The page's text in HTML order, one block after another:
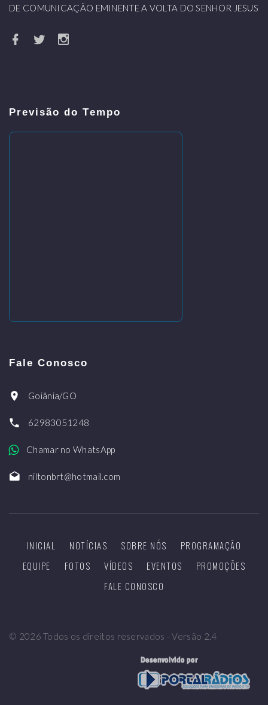
DE COMUNICAÇÃO EMINENTE A VOLTA DO SENHOR JESUS
Previsão do Tempo
Fale Conosco
Goiânia/GO
62983051248
Chamar no WhatsApp
niltonbrt@hotmail.com
INICIAL NOTÍCIAS SOBRE NÓS
PROGRAMAÇÃO
EQUIPE
FOTOS VÍDEOS EVENTOS
PROMOÇÕES
FALE CONOSCO
© 2026 Todos os direitos reservados - Versão 2.4